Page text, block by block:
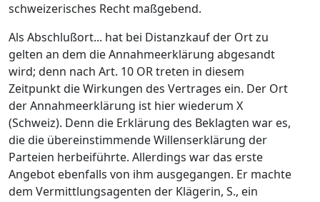
schweizerisches Recht maßgebend.
Als Abschlußort... hat bei Distanzkauf der Ort zu
gelten an dem die Annahmeerklärung abgesandt
wird; denn nach Art. 10 OR treten in diesem
Zeitpunkt die Wirkungen des Vertrages ein. Der Ort
der Annahmeerklärung ist hier wiederum X
(Schweiz). Denn die Erklärung des Beklagten war es,
die die übereinstimmende Willenserklärung der
Parteien herbeiführte. Allerdings war das erste
Angebot ebenfalls von ihm ausgegangen. Er machte
dem Vermittlungsagenten der Klägerin, S., ein